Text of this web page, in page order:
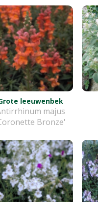
leeuwenbek
majus
Bronze'